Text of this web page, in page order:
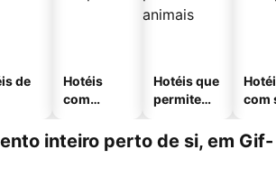
de
Hotéis
com
Hotéis que
permitem
com
inteiro perto de si, em Gif-